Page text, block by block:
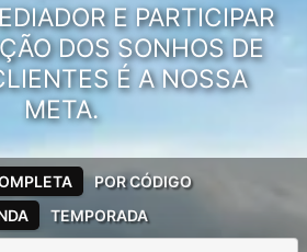
E PARTICIPAR
DOS SONHOS DE
É A NOSSA
META.
TEMPORADA
POR CÓDIGO